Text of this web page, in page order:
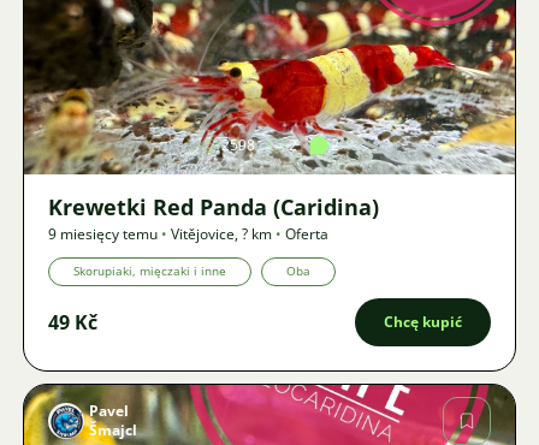
Zdjęcie
2598 2 2
Krewetki Red Panda (Caridina)
9 miesięcy temu • Vitějovice,? km • Oferta
Skorupiaki, mięczaki i inne Oba
49 Kč Chcę kupić
Pavel
Šmajcl